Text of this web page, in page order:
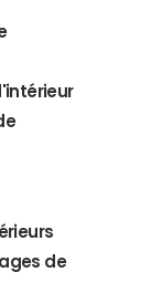
de